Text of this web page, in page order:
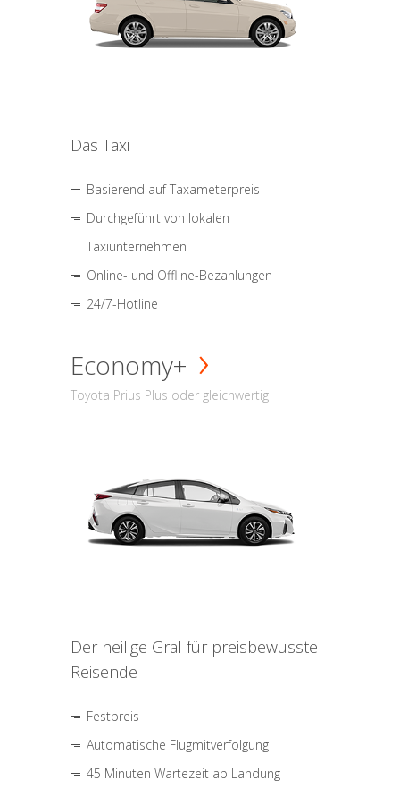
Das Taxi
Basierend auf Taxameterpreis
Durchgeführt von lokalen
Taxiunternehmen
Online- und Offline-Bezahlungen
24/7-Hotline
Economy+
Toyota Prius Plus oder gleichwertig
Der heilige Gral für preisbewusste
Reisende
Festpreis
Automatische Flugmitverfolgung
45 Minuten Wartezeit ab Landung